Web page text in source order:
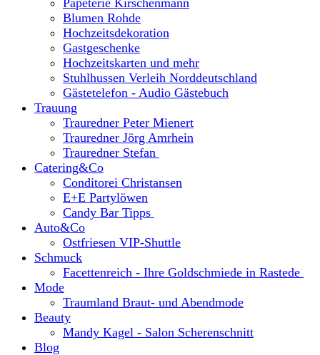
Papeterie Kirschenmann
Blumen Rohde
Hochzeitsdekoration
Gastgeschenke
Hochzeitskarten und mehr
Stuhlhussen Verleih Norddeutschland
Gästetelefon - Audio Gästebuch
Trauung
Trauredner Peter Mienert
Trauredner Jörg Amrhein
Trauredner Stefan
Catering&Co
Conditorei Christansen
E+E Partylöwen
Candy Bar Tipps
Auto&Co
Ostfriesen VIP-Shuttle
Schmuck
Facettenreich - Ihre Goldschmiede in Rastede
Mode
Traumland Braut- und Abendmode
Beauty
Mandy Kagel - Salon Scherenschnitt
Blog